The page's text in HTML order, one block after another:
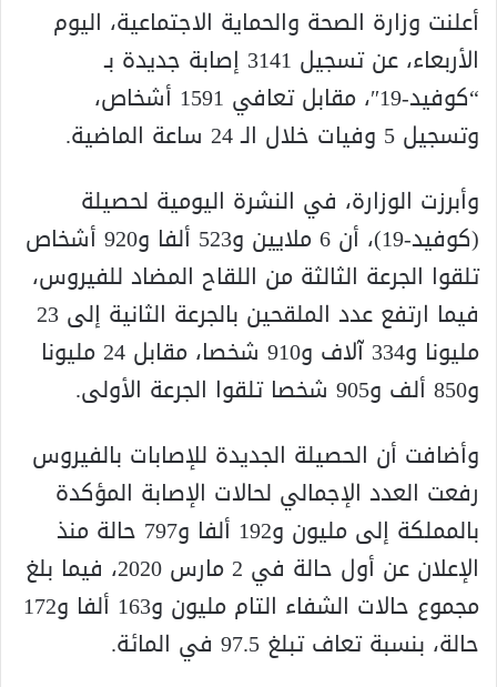
أعلنت وزارة الصحة والحماية الاجتماعية، اليوم
الأربعاء، عن تسجيل 3141 إصابة جديدة بـ
“كوفيد-19″، مقابل تعافي 1591 أشخاص،
وتسجيل 5 وفيات خلال الـ 24 ساعة الماضية.
وأبرزت الوزارة، في النشرة اليومية لحصيلة
(كوفيد-19)، أن 6 ملايين و523 ألفا و920 أشخاص
تلقوا الجرعة الثالثة من اللقاح المضاد للفيروس،
فيما ارتفع عدد الملقحين بالجرعة الثانية إلى 23
مليونا و334 آلاف و910 شخصا، مقابل 24 مليونا
و850 ألف و905 شخصا تلقوا الجرعة الأولى.
وأضافت أن الحصيلة الجديدة للإصابات بالفيروس
رفعت العدد الإجمالي لحالات الإصابة المؤكدة
بالمملكة إلى مليون و192 ألفا و797 حالة منذ
الإعلان عن أول حالة في 2 مارس 2020، فيما بلغ
مجموع حالات الشفاء التام مليون و163 ألفا و172
حالة، بنسبة تعاف تبلغ 97.5 في المائة.